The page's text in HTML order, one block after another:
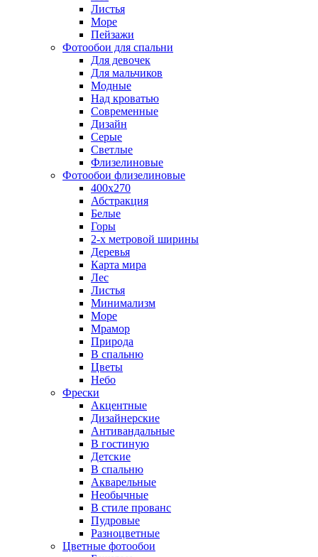
Листья
Море
Пейзажи
Фотообои для спальни
Для девочек
Для мальчиков
Модные
Над кроватью
Современные
Дизайн
Серые
Светлые
Флизелиновые
Фотообои флизелиновые
400х270
Абстракция
Белые
Горы
2-х метровой ширины
Деревья
Карта мира
Лес
Листья
Минимализм
Море
Мрамор
Природа
В спальню
Цветы
Небо
Фрески
Акцентные
Дизайнерские
Антивандальные
В гостиную
Детские
В спальню
Акварельные
Необычные
В стиле прованс
Пудровые
Разноцветные
Цветные фотообои